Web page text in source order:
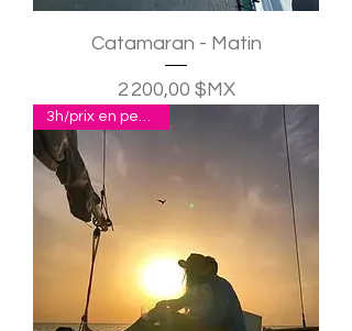
Catamaran - Matin
Prix
2 200,00 $MX
3h/prix en pesos p.p.